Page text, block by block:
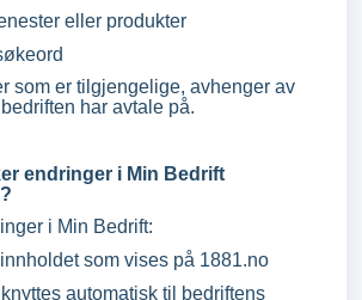
eller produkter
som er tilgjengelige, avhenger av
har avtale på.
endringer i Min Bedrift
i Min Bedrift:
som vises på 1881.no
automatisk til bedriftens